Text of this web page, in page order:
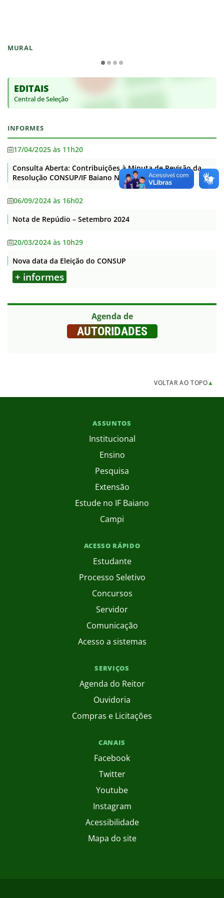
MURAL
EDITAIS
Central de Seleção
INFORMES
17/04/2025 às 11h20
Consulta Aberta: Contribuições à Minuta de Revisão da
Resolução CONSUP/IF Baiano N°47/2014
06/09/2024 às 16h02
Nota de Repúdio – Setembro 2024
20/03/2024 às 10h29
Nova data da Eleição do CONSUP
+ informes
Agenda de
AUTORIDADES
VOLTAR AO TOPO▲
ASSUNTOS
Institucional
Ensino
Pesquisa
Extensão
Estude no IF Baiano
Campi
ACESSO RÁPIDO
Estudante
Processo Seletivo
Concursos
Servidor
Comunicação
Acesso a sistemas
SERVIÇOS
Agenda do Reitor
Ouvidoria
Compras e Licitações
CANAIS
Facebook
Twitter
Youtube
Instagram
Acessibilidade
Mapa do site